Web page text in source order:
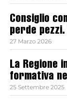
Consiglio
perde
27 Marzo 2026
La Regione
formativa
25 Settembre 2025